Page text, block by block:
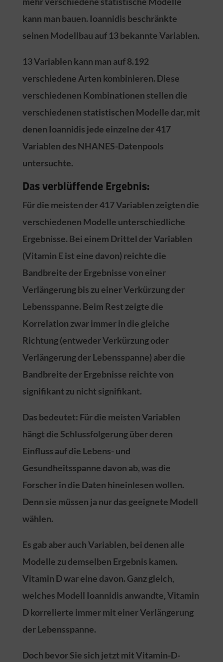
kann man bauen. Ioannidis beschränkte
seinen Modellbau auf 13 bekannte Variablen.
13 Variablen kann man auf 8.192
verschiedene Arten kombinieren. Diese
verschiedenen Kombinationen stellen die
verschiedenen statistischen Modelle dar, mit
denen Ioannidis jede einzelne der 417
Variablen des NHANES-Datenpools
untersuchte.
Das verblüffende Ergebnis:
Für die meisten der 417 Variablen zeigten die
verschiedenen Modelle unterschiedliche
Ergebnisse. Bei einem Drittel der Variablen
(Vitamin E ist eine davon) reichte die
Bandbreite der Ergebnisse von einer
Verlängerung bis zu einer Verkürzung der
Lebensspanne. Beim Rest zeigte die
Korrelation zwar immer in die gleiche
Richtung (entweder Verkürzung oder
Verlängerung der Lebensspanne) aber die
Bandbreite der Ergebnisse reichte von
signifikant zu nicht signifikant.
Das bedeutet: Für die meisten Variablen
hängt die Schlussfolgerung über deren
Einfluss auf die Lebens- und
Gesundheitsspanne davon ab, was die
Forscher in die Daten hineinlesen wollen.
Denn sie müssen ja nur das geeignete Modell
wählen.
Es gab aber auch Variablen, bei denen alle
Modelle zu demselben Ergebnis kamen.
Vitamin D war eine davon. Ganz gleich,
welches Modell Ioannidis anwandte, Vitamin
D korrelierte immer mit einer Verlängerung
der Lebensspanne.
Doch bevor Sie sich jetzt mit Vitamin-D-